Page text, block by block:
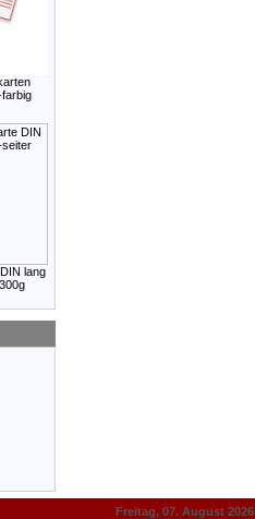
lang
Freitag, 07. August 2026